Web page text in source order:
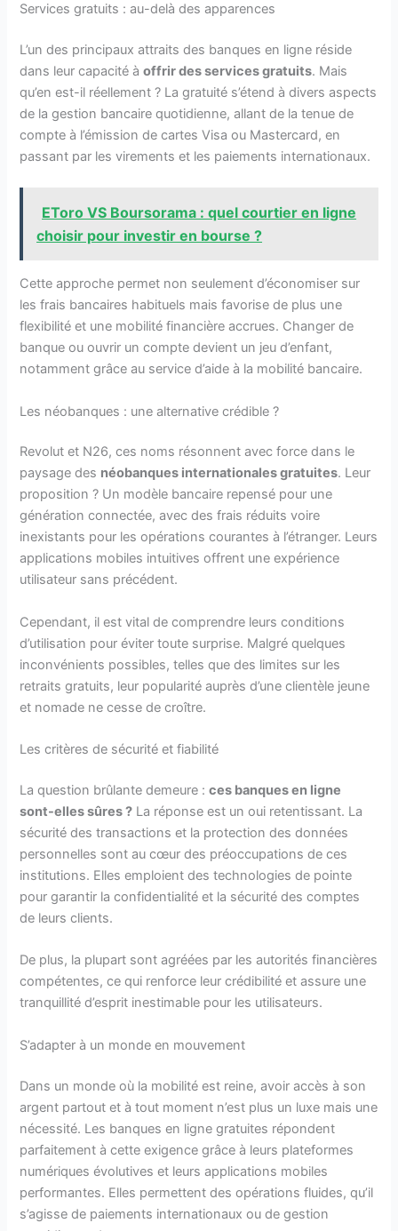
Services gratuits : au-delà des apparences
L’un des principaux attraits des banques en ligne réside
dans leur capacité àoffrir des services gratuits. Mais
qu’en est-il réellement ? La gratuité s’étend à divers aspects
de la gestion bancaire quotidienne, allant de la tenue de
compte à l’émission de cartes Visa ou Mastercard, en
passant par les virements et les paiements internationaux.
EToro VS Boursorama : quel courtier en ligne
choisir pour investir en bourse ?
Cette approche permet non seulement d’économiser sur
les frais bancaires habituels mais favorise de plus une
flexibilité et une mobilité financière accrues. Changer de
banque ou ouvrir un compte devient un jeu d’enfant,
notamment grâce au service d’aide à la mobilité bancaire.
Les néobanques : une alternative crédible ?
Revolut et N26, ces noms résonnent avec force dans le
paysage des néobanques internationales gratuites. Leur
proposition ? Un modèle bancaire repensé pour une
génération connectée, avec des frais réduits voire
inexistants pour les opérations courantes à l’étranger. Leurs
applications mobiles intuitives offrent une expérience
utilisateur sans précédent.
Cependant, il est vital de comprendre leurs conditions
d’utilisation pour éviter toute surprise. Malgré quelques
inconvénients possibles, telles que des limites sur les
retraits gratuits, leur popularité auprès d’une clientèle jeune
et nomade ne cesse de croître.
Les critères de sécurité et fiabilité
La question brûlante demeure :ces banques en ligne
sont-elles sûres ? La réponse est un oui retentissant. La
sécurité des transactions et la protection des données
personnelles sont au cœur des préoccupations de ces
institutions. Elles emploient des technologies de pointe
pour garantir la confidentialité et la sécurité des comptes
de leurs clients.
De plus, la plupart sont agréées par les autorités financières
compétentes, ce qui renforce leur crédibilité et assure une
tranquillité d’esprit inestimable pour les utilisateurs.
S’adapter à un monde en mouvement
Dans un monde où la mobilité est reine, avoir accès à son
argent partout et à tout moment n’est plus un luxe mais une
nécessité. Les banques en ligne gratuites répondent
parfaitement à cette exigence grâce à leurs plateformes
numériques évolutives et leurs applications mobiles
performantes. Elles permettent des opérations fluides, qu’il
s’agisse de paiements internationaux ou de gestion